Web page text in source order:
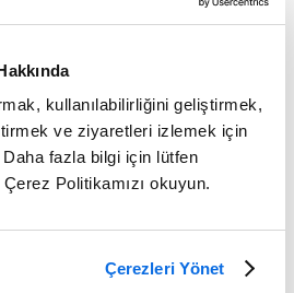
kullanılabilirliğini geliştirmek,
ve ziyaretleri izlemek için
fazla bilgi için lütfen
Politikamızı okuyun.
Çerezleri Yönet